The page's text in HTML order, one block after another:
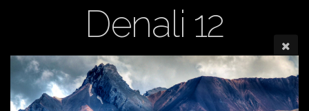
Denali 12